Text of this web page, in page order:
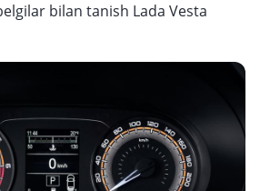
bilan tanish Lada Vesta